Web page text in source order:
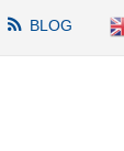
BLOG